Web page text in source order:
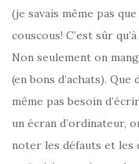
(je savais même pas
couscous! C’est sûr
Non seulement on
(en bons d’achats). Que
même pas besoin
un écran d’ordinateur,
noter les défauts et les